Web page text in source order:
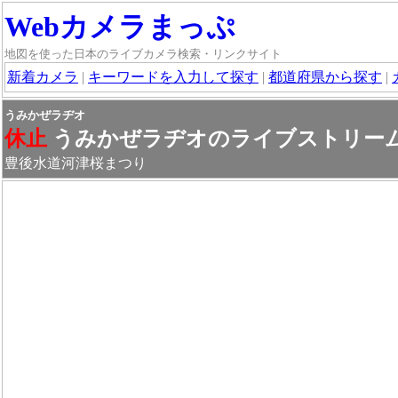
Webカメラまっぷ
地図を使った日本のライブカメラ検索・リンクサイト
新着カメラ | キーワードを入力して探す | 都道府県から探す |
うみかぜラヂオ
休止 うみかぜラヂオのライブストリー
豊後水道河津桜まつり